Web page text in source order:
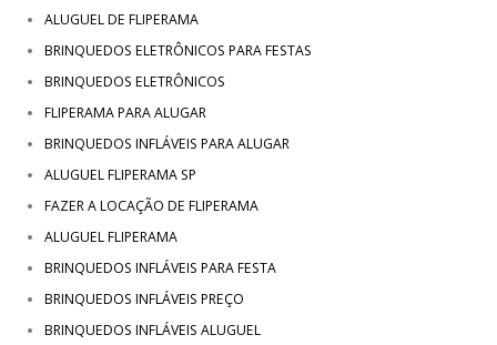
ALUGUEL DE FLIPERAMA
BRINQUEDOS ELETRÔNICOS PARA FESTAS
BRINQUEDOS ELETRÔNICOS
FLIPERAMA PARA ALUGAR
BRINQUEDOS INFLÁVEIS PARA ALUGAR
ALUGUEL FLIPERAMA SP
FAZER A LOCAÇÃO DE FLIPERAMA
ALUGUEL FLIPERAMA
BRINQUEDOS INFLÁVEIS PARA FESTA
BRINQUEDOS INFLÁVEIS PREÇO
BRINQUEDOS INFLÁVEIS ALUGUEL